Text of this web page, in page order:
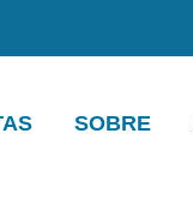
SOBRE